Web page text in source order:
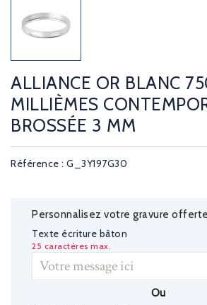
ALLIANCE OR BLANC
MILLIÈMES
BROSSÉE 3 MM
Référence : G_3Y197G30
Personnalisez votre gravure
Texte écriture bâton
25 caractères max.
Ou